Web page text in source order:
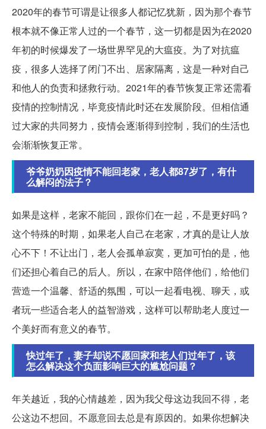
2020年的春节可谓是让很多人都记忆犹新，因为那个春节
根本就不像正常人过的一个春节，这一切都是因为在2020
年初的时候爆发了一场世界罕见的大瘟疫。为了对抗瘟
疫，很多人选择了闭门不出、居家隔离，这是一种对自己
和他人的负责和拯救行动。2021年的春节恢复正常还需看
疫情的控制情况，毕竟疫情此时还在发展阶段。但相信通
过大家的共同努力，疫情会逐渐得到控制，我们的生活也
会渐渐恢复正常。
爷爷奶奶因疫情不能回老家，老人都87岁了，有什
么解闷的法子？
如果是这样，老家不能回，跟你们在一起，不是更好吗？
这个特殊的时期，如果老人自己在老家，才真的是让人放
心不下！不让出门，老人会孤单寂寞，更加可怕的是，他
们还担心着自己的后人。所以，在家中陪伴他们，给他们
营造一个温馨、舒适的氛围，可以一起看电视、聊天，或
者玩一些适合老人的益智游戏，这样可以帮助老人度过一
个美好而有意义的春节。
快过年了，妻子却说不愿回家和老人们过年了，该
怎么解决这个负面影响巨大的尴尬问题？
年关越近，我的心情越差，因为我父母这边我回不得，老
公这边不想回。不愿意回去总是有原因的。如果你想解决